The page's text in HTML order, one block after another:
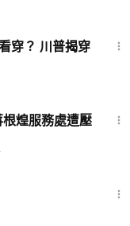
穿？ 川普揭穿
煌服務處遭壓